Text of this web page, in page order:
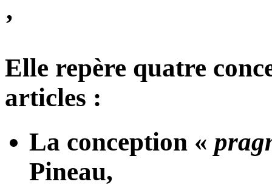
’
Elle repère quatre
articles :
La conception «
Pineau,